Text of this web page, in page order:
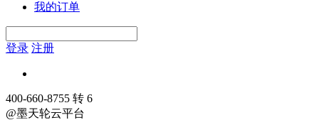
我的订单
登录 注册
400-660-8755 转 6
@墨天轮云平台